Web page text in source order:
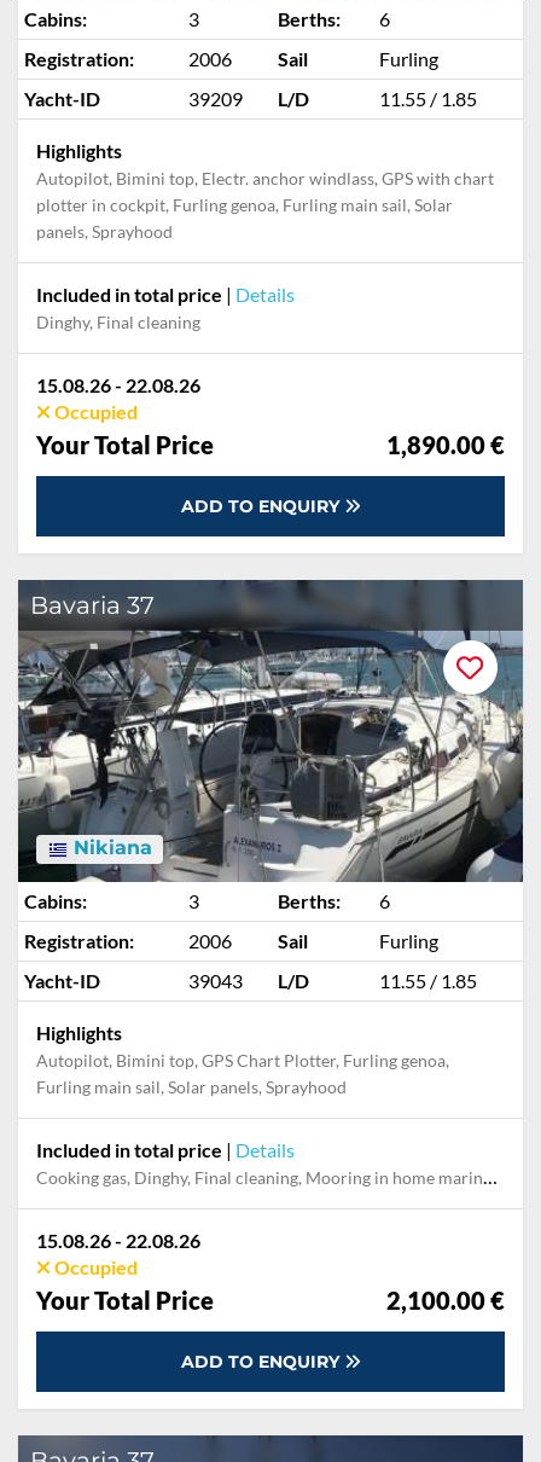
Cabins: 3 Berths:
6
Registration:
2006 Sail
Furling
Yacht-ID
39209 L/D 11.55 / 1.85
Highlights
Autopilot, Bimini top, Electr. anchor windlass, GPS with chart
plotter in cockpit, Furling genoa, Furling main sail, Solar
panels, Sprayhood
Included in total price | Details
Dinghy, Final cleaning
15.08.26 - 22.08.26
Occupied
Your Total Price 1,890.00 €
ADD TO ENQUIRY
Bavaria 37
Nikiana
Cabins: 3 Berths:
6
Registration:
2006 Sail
Furling
Yacht-ID
39043 L/D 11.55 / 1.85
Highlights
Autopilot, Bimini top, GPS Chart Plotter, Furling genoa,
Furling main sail, Solar panels, Sprayhood
Included in total price | Details
Cooking gas, Dinghy, Final cleaning, Mooring in home marina during the whole charter, Pillow, blanket, sheets, duvet cover, Towels
15.08.26 - 22.08.26
Occupied
Your Total Price 2,100.00 €
ADD TO ENQUIRY